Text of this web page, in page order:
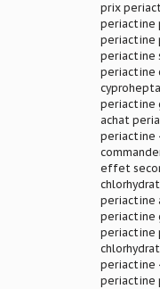
prix
periactine
periactine
periactine
periactine
periactine
achat
periactine
effet
periactine
periactine
periactine
periactine
periactine